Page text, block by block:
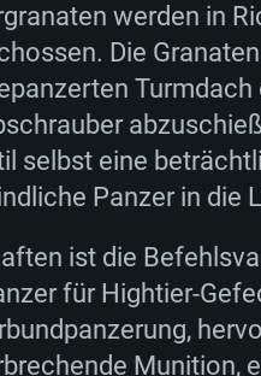
Radeon 77XX /
Auflösung
analoge AMD /
des Spiels
Treibern
AMD mit
als 6 Monate);
beträgt 720p
werden in
Die
selbst eine
Panzer in die
ist die
für Hightier-
Munition,